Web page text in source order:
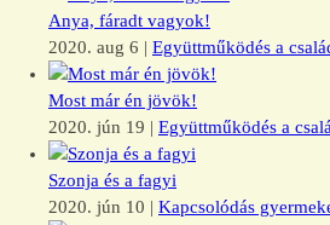
Anya, fáradt vagyok!
2020. aug 6 | Együttműködés a
Most már én jövök!
2020. jún 19 | Együttműködés a
Szonja és a fagyi
2020. jún 10 | Kapcsolódás